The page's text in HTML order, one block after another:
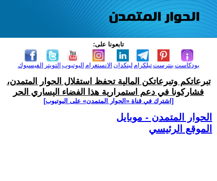
تابعونا على:
الفيسبوك التويتر اليوتيوب الانستغرام لينكدإن تيلكرامبنترست بودكاست
تبرعاتكم وتبرعاتكن المالية تحفظ استقلال الحوار المتمدن،
فشاركونا في دعم استمرارية هذا الفضاء اليساري الحر
[اشترك في قناة ‫«الحوار المتمدن» على اليوتيوب]
الحوار المتمدن - موبايل
الموقع الرئيسي